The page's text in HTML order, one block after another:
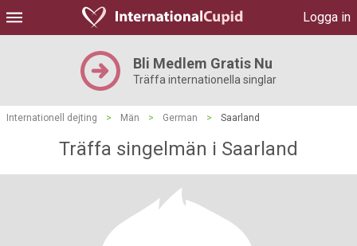
Logga in
Bli Medlem Gratis Nu
Träffa internationella singlar
Internationell dejting > Män > German > Saarland
Träffa singelmän i Saarland